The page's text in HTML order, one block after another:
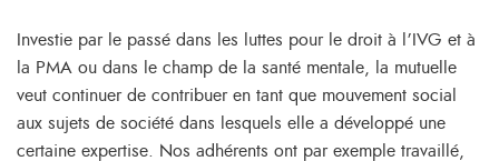
Investie par le passé dans les luttes pour le droit à l’IVG et à
la PMA ou dans le champ de la santé mentale, la mutuelle
veut continuer de contribuer en tant que mouvement social
aux sujets de société dans lesquels elle a développé une
certaine expertise. Nos adhérents ont par exemple travaillé,